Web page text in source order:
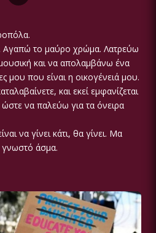
Αγαπώ το μαύρο χρώμα. Λατρεύω
και να απολαμβάνω ένα
μου που είναι η οικογένειά μου.
και εκεί εμφανίζεται
να παλεύω για τα όνειρα
να γίνει κάτι, θα γίνει. Μα
γνωστό άσμα.